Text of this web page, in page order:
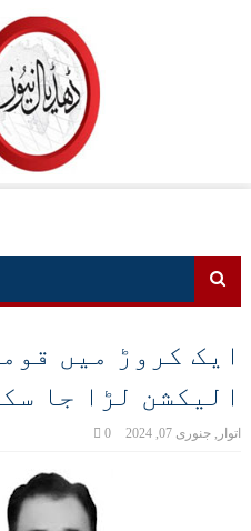
ایک کروڑ میں
الیکشن لڑا جا
اتوار, جنوری 07, 2024 0